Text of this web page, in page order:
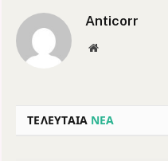
Anticorr
Website
ΤΕΛΕΥΤΑΙΑ ΝΕΑ